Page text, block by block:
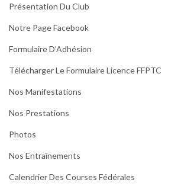
Présentation Du Club
Notre Page Facebook
Formulaire D’Adhésion
Télécharger Le Formulaire Licence FFPTC
Nos Manifestations
Nos Prestations
Photos
Nos Entraînements
Calendrier Des Courses Fédérales